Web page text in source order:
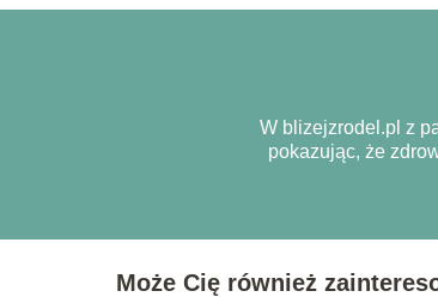
W blizejzrodel.pl z
pokazując, że
Może Cię również